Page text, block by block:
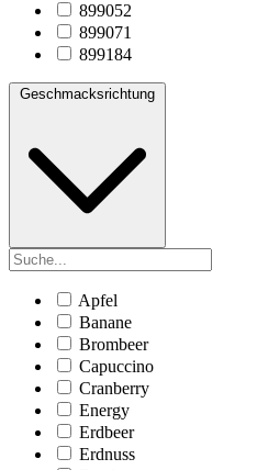
899052
899071
899184
Geschmacksrichtung
Apfel
Banane
Brombeer
Capuccino
Cranberry
Energy
Erdbeer
Erdnuss